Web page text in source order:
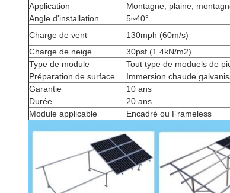
Application
Montagne, plaine,
Angle d'installation
5~40°
Charge de vent
130mph (60m/s)
Charge de neige
30psf (1.4kN/m2)
Type de module
Tout type de moduels de
Préparation de surface
Immersion chaude
Garantie
10 ans
Durée
20 ans
Module applicable
Encadré ou Frameless